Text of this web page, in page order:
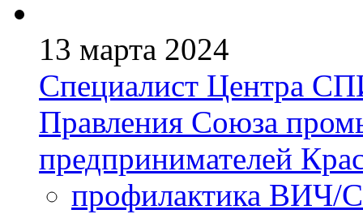
13 марта 2024
Специалист Центра
Правления Союза
предпринимателей
профилактика